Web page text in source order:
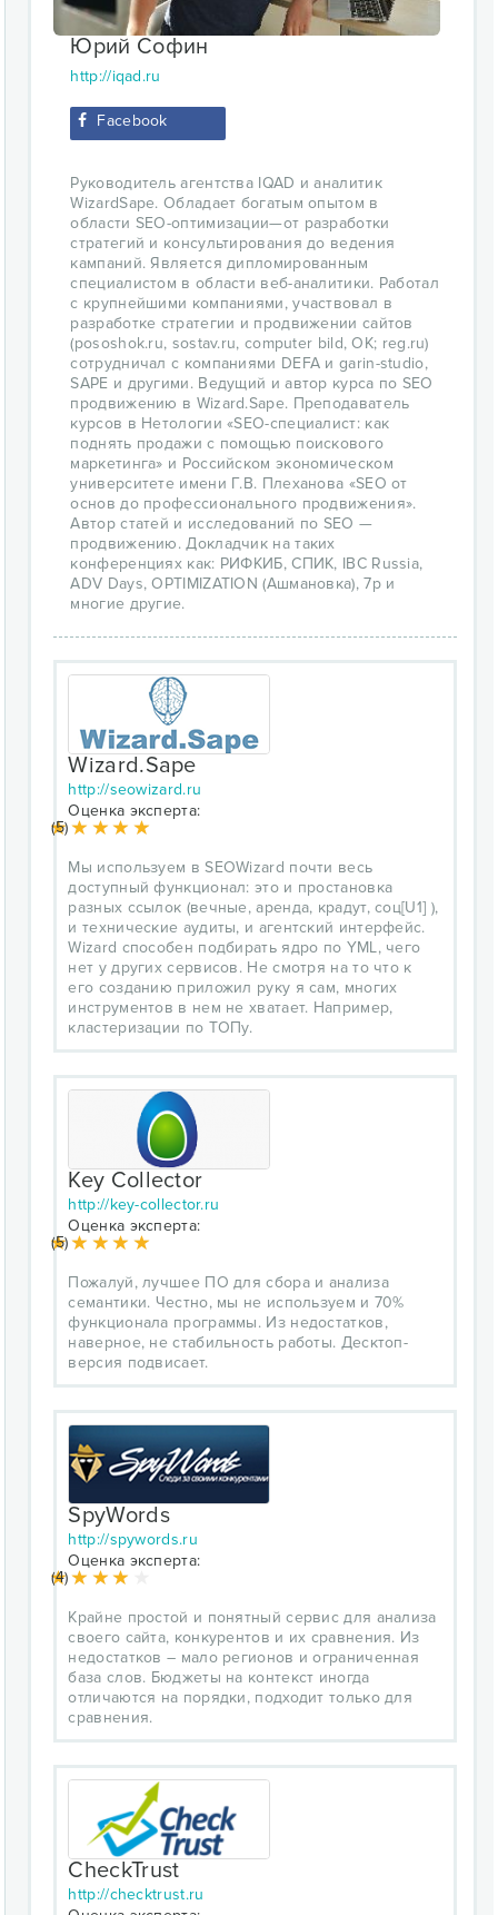
Юрий Софин
http://iqad.ru
Facebook
Руководитель агентства IQAD и аналитик
WizardSape. Обладает богатым опытом в
области SEO-оптимизации—от разработки
стратегий и консультирования до ведения
кампаний. Является дипломированным
специалистом в области веб-аналитики. Работал
с крупнейшими компаниями, участвовал в
разработке стратегии и продвижении сайтов
(pososhok.ru, sostav.ru, computer bild, OK; reg.ru)
сотрудничал с компаниями DEFA и garin-studio,
SAPE и другими. Ведущий и автор курса по SEO
продвижению в Wizard.Sape. Преподаватель
курсов в Нетологии «SEO-специалист: как
поднять продажи с помощью поискового
маркетинга» и Российском экономическом
университете имени Г.В. Плеханова «SEO от
основ до профессионального продвижения».
Автор статей и исследований по SEO —
продвижению. Докладчик на таких
конференциях как: РИФКИБ, СПИК, IBC Russia,
ADV Days, OPTIMIZATION (Ашмановка), 7p и
многие другие.
Wizard.Sape
http://seowizard.ru
Оценка эксперта:
(5)
Мы используем в SEOWizard почти весь
доступный функционал: это и простановка
разных ссылок (вечные, аренда, крадут, соц[U1] ),
и технические аудиты, и агентский интерфейс.
Wizard способен подбирать ядро по YML, чего
нет у других сервисов. Не смотря на то что к
его созданию приложил руку я сам, многих
инструментов в нем не хватает. Например,
кластеризации по ТОПу.
Key Collector
http://key-collector.ru
Оценка эксперта:
(5)
Пожалуй, лучшее ПО для сбора и анализа
семантики. Честно, мы не используем и 70%
функционала программы. Из недостатков,
наверное, не стабильность работы. Десктоп-
версия подвисает.
SpyWords
http://spywords.ru
Оценка эксперта:
(4)
Крайне простой и понятный сервис для анализа
своего сайта, конкурентов и их сравнения. Из
недостатков – мало регионов и ограниченная
база слов. Бюджеты на контекст иногда
отличаются на порядки, подходит только для
сравнения.
CheckTrust
http://checktrust.ru